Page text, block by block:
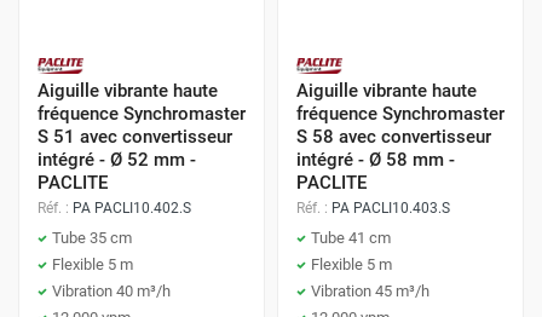
Aiguille vibrante haute
fréquence Synchromaster
S 51 avec convertisseur
intégré - Ø 52 mm -
PACLITE
Réf. : PA PACLI10.402.S
Tube 35 cm
Flexible 5 m
Vibration 40 m³/h
Aiguille vibrante haute
fréquence Synchromaster
S 58 avec convertisseur
intégré - Ø 58 mm -
PACLITE
Réf. : PA PACLI10.403.S
Tube 41 cm
Flexible 5 m
Vibration 45 m³/h